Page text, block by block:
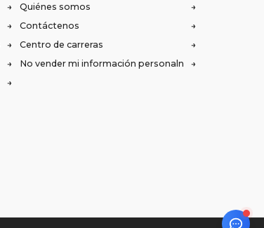
Quiénes somos
Contáctenos
Centro de carreras
No vender mi información personaln